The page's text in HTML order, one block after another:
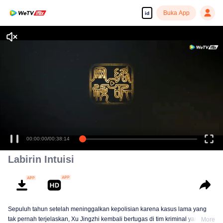
id Buka App
00:00:00/00:38:14
Labirin Intuisi
Sepuluh tahun setelah meninggalkan kepolisian karena kasus lama yang
tak pernah terjelaskan, Xu Jingzhi kembali bertugas di tim kriminal yang More